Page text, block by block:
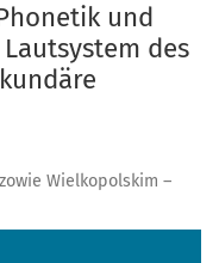
und
des
Wielkopolskim –